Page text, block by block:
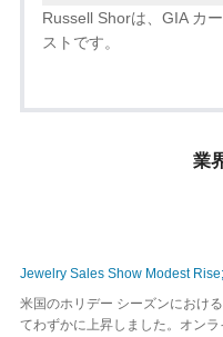
Russell Shorは、GIA カ
ストです。
業
Jewelry Sales Show Modest
米国のホリデー シーズンにおけ
てわずかに上昇しました。オン